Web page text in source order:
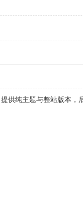
供纯主题与整站版本